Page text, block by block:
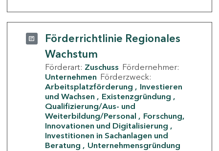
Förderrichtlinie Regionales
Wachstum
Förderart: Zuschuss Fördernehmer:
Unternehmen Förderzweck:
Arbeitsplatzförderung
Investieren
und Wachsen
Existenzgründung
Qualifizierung/Aus- und
Weiterbildung/Personal
Forschung,
Innovationen und Digitalisierung
Investitionen in Sachanlagen und
Beratung
Unternehmensgründung